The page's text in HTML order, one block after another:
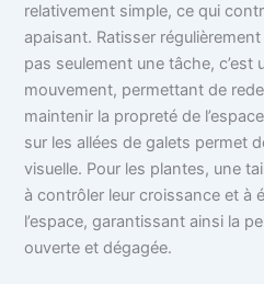
relativement simple, ce qui
apaisant. Ratisser
pas seulement une tâche,
mouvement, permettant de
maintenir la propreté de
sur les allées de galets permet
visuelle. Pour les plantes, une
à contrôler leur croissance et à
l’espace, garantissant ainsi la
ouverte et dégagée.